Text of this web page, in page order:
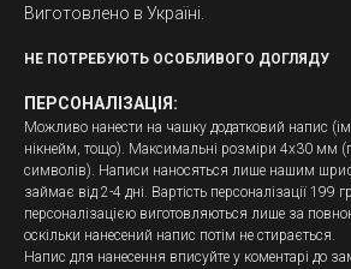
Виготовлено в Україні.
НЕ ПОТРЕБУЮТЬ ОСОБЛИВОГО ДОГЛЯДУ
ПЕРСОНАЛІЗАЦІЯ:
Можливо нанести на чашку додатковий напис
нікнейм, тощо). Максимальні розміри 4х30 мм
символів). Написи наносяться лише нашим
займає від 2-4 дні. Вартість персоналізації 199
персоналізацією виготовляються лише за
оскільки нанесений напис потім не стирається.
Напис для нанесення вписуйте у коментарі до